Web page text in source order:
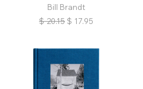
Bill Brandt
$ 20.15 $ 17.95